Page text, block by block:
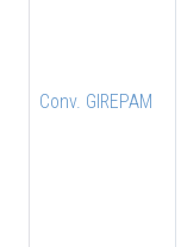
Conv. GIREPAM